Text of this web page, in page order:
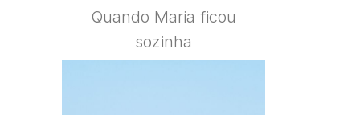
Quando Maria ficou
sozinha